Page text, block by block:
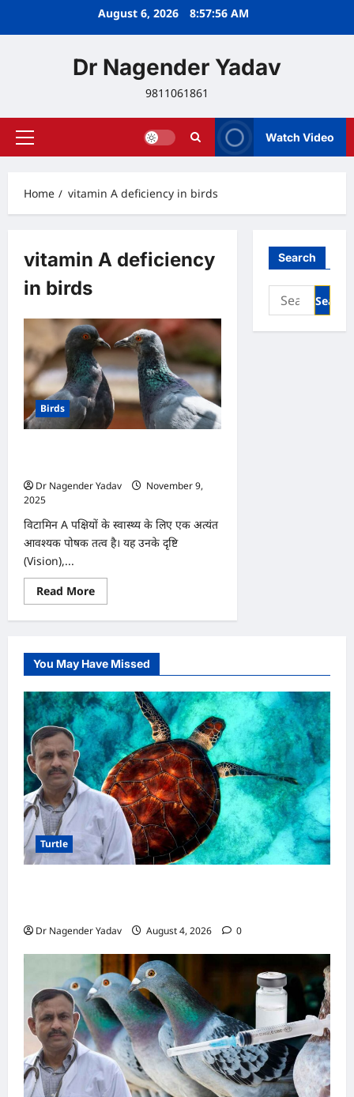
August 6, 2026 8:57:56 AM
Dr Nagender Yadav
9811061861
Primary
Watch Video
Home vitamin A deficiency in birds
vitamin A deficiency
in birds
Birds
Dr Nagender Yadav
November 9,
2025
विटामिन A पक्षियों के स्वास्थ्य के लिए एक अत्यंत
आवश्यक पोषक तत्व है। यह उनके दृष्टि
(Vision),...
Read MoreRead
more
पक्षियों
A
की
कमी,
हो
सकता
है
खतरनाक,
जानें
मुख्य
कारण
और
बचाव
Search
Search
for:
You May Have Missed
Turtle
Dr Nagender Yadav August 4, 2026 0